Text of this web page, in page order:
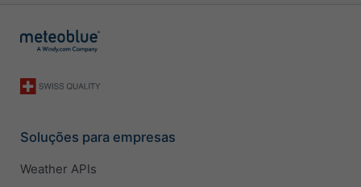
Soluções para empresas
Weather APIs